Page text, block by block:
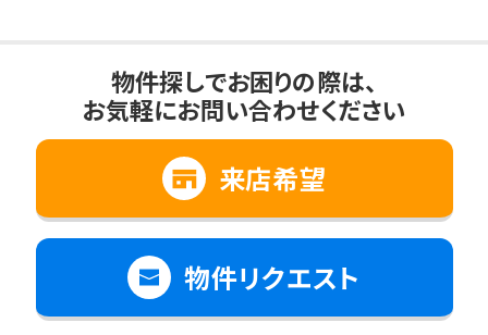
物件探しでお困りの際は、
お気軽にお問い合わせください
来店希望
物件リクエスト